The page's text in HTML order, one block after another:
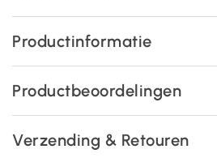
Productinformatie
Productbeoordelingen
Verzending & Retouren